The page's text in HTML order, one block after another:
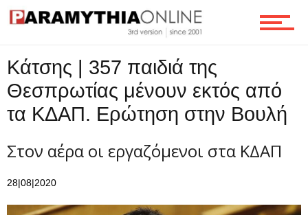
Κάτσης | 357 παιδιά της
Θεσπρωτίας μένουν εκτός από
τα ΚΔΑΠ. Ερώτηση στην Βουλή
Στον αέρα οι εργαζόμενοι στα ΚΔΑΠ
28|08|2020